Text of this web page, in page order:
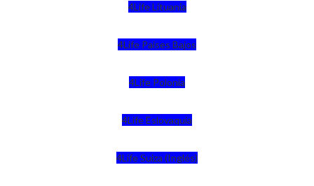
4Life Lituania
4Life Paises Bajos
4Life Polonia
4Life Eslovaquia
4Life Suiza (Inglés)